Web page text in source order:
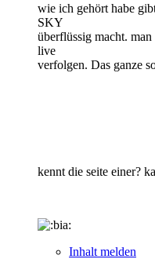
wie ich gehört habe
SKY
überflüssig macht.
live
verfolgen. Das ganze
kennt die seite einer?
Inhalt melden